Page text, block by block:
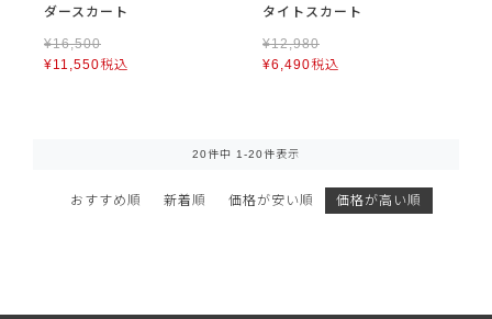
ダースカート
¥16,500
¥11,550税込
タイトスカート
¥12,980
¥6,490税込
おすすめ順 新着順 価格が安い順 価格が高い順
20件中 1 -20件表示